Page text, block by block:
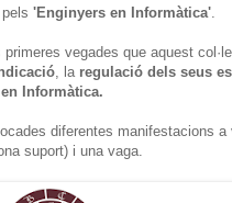
'Enginyers en Informàtica'.
vegades que aquest
, la regulació dels seus
Informàtica.
diferentes manifestacions
suport) i una vaga.